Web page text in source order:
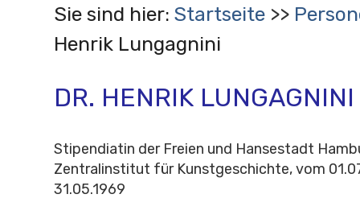
Sie sind hier: Startseite
Henrik Lungagnini
DR. HENRIK LUNGAGNINI
Stipendiatin der Freien und Hansestadt
Zentralinstitut für Kunstgeschichte, vom
31.05.1969